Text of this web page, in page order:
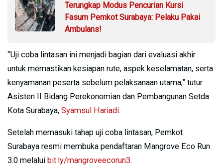
Terungkap Modus Pencurian Kursi
Fasum Pemkot Surabaya: Pelaku Pakai
Ambulans!
“Uji coba lintasan ini menjadi bagian dari evaluasi akhir
untuk memastikan kesiapan rute, aspek keselamatan, serta
kenyamanan peserta sebelum pelaksanaan utama,” tutur
Asisten II Bidang Perekonomian dan Pembangunan Setda
Kota Surabaya, Syamsul Hariadi.
Setelah memasuki tahap uji coba lintasan, Pemkot
Surabaya resmi membuka pendaftaran Mangrove Eco Run
3.0 melalui bit.ly/mangroveecorun3.